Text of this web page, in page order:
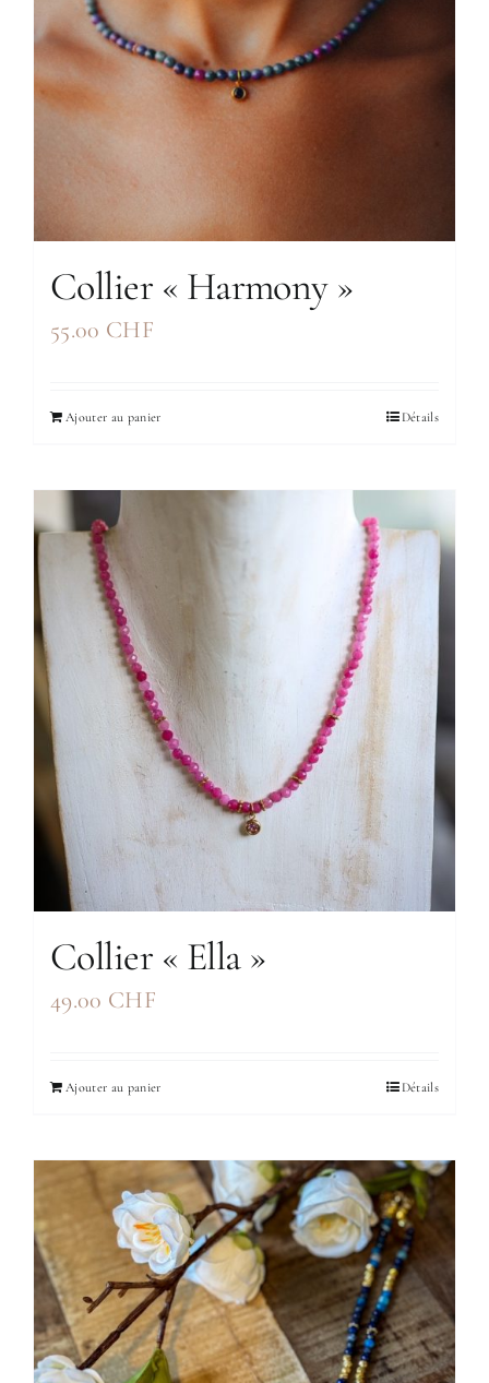
Collier « Harmony »
55.00 CHF
Ajouter au panier Détails
Collier « Ella »
49.00 CHF
Ajouter au panier Détails